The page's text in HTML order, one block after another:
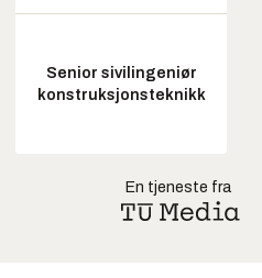
Senior sivilingeniør
konstruksjonsteknikk
En tjeneste fra